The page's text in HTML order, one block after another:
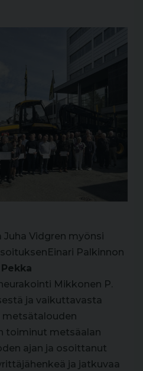
Vidgren myönsi
Palkinnon
Pekka
Mikkonen P.
ja vaikuttavasta
metsätalouden
toiminut metsäalan
ajan ja osoittanut
ja jatkuvaa